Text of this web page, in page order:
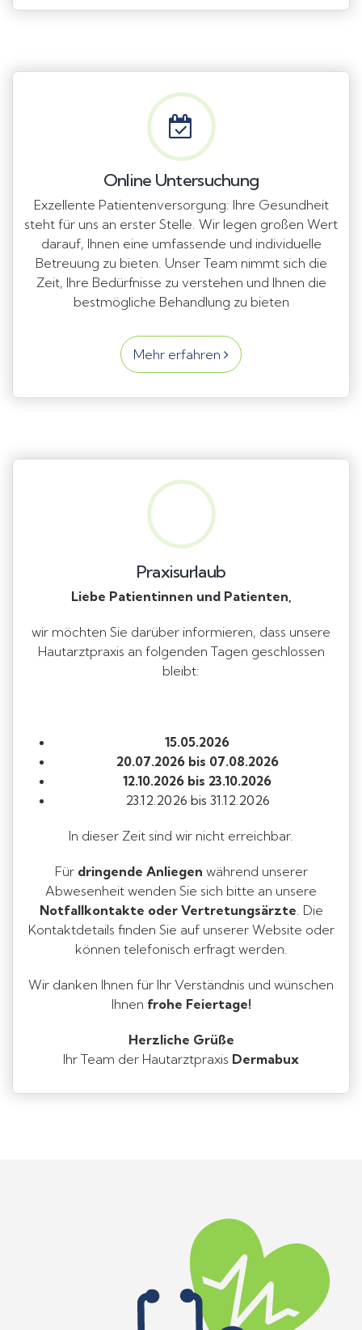
Online Untersuchung
Exzellente Patientenversorgung: Ihre Gesundheit
steht für uns an erster Stelle. Wir legen großen Wert
darauf, Ihnen eine umfassende und individuelle
Betreuung zu bieten. Unser Team nimmt sich die
Zeit, Ihre Bedürfnisse zu verstehen und Ihnen die
bestmögliche Behandlung zu bieten
Mehr erfahren
Praxisurlaub
Liebe Patientinnen und Patienten,
wir möchten Sie darüber informieren, dass unsere
Hautarztpraxis an folgenden Tagen geschlossen
bleibt:
15.05.2026
20.07.2026 bis 07.08.2026
12.10.2026 bis 23.10.2026
23.12.2026 bis 31.12.2026
In dieser Zeit sind wir nicht erreichbar.
Für dringende Anliegen während unserer
Abwesenheit wenden Sie sich bitte an unsere
Notfallkontakte oder Vertretungsärzte. Die
Kontaktdetails finden Sie auf unserer Website oder
können telefonisch erfragt werden.
Wir danken Ihnen für Ihr Verständnis und wünschen
Ihnen frohe Feiertage!
Herzliche Grüße
Ihr Team der Hautarztpraxis Dermabux